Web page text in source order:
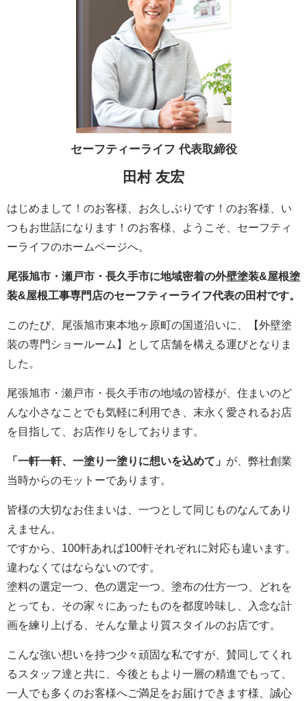
セーフティーライフ 代表取締役
田村 友宏
はじめまして！のお客様、お久しぶりです！のお客様、い
つもお世話になります！のお客様、ようこそ、セーフティ
ーライフのホームページへ。
尾張旭市・瀬戸市・長久手市に地域密着の外壁塗装&屋根塗
装&屋根工事専門店のセーフティーライフ代表の田村です。
このたび、尾張旭市東本地ヶ原町の国道沿いに、【外壁塗
装の専門ショールーム】として店舗を構える運びとなりま
した。
尾張旭市・瀬戸市・長久手市の地域の皆様が、住まいのど
んな小さなことでも気軽に利用でき、末永く愛されるお店
を目指して、お店作りをしております。
「一軒一軒、一塗り一塗りに想いを込めて」 が、弊社創業
当時からのモットーであります。
皆様の大切なお住まいは、一つとして同じものなんてあり
えません。
ですから、100軒あれば100軒それぞれに対応も違います。
違わなくてはならないのです。
塗料の選定一つ、色の選定一つ、塗布の仕方一つ、どれを
とっても、その家々にあったものを都度吟味し、入念な計
画を練り上げる、そんな量より質スタイルのお店です。
こんな強い想いを持つ少々頑固な私ですが、賛同してくれ
るスタッフ達と共に、今後ともより一層の精進でもって、
一人でも多くのお客様へご満足をお届けできます様、誠心